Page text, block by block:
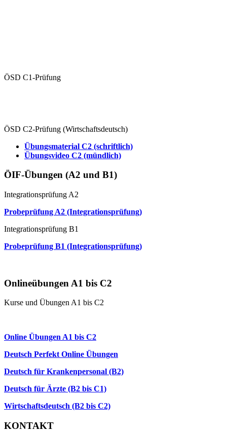
ÖSD C1-Prüfung
ÖSD C2-Prüfung (Wirtschaftsdeutsch)
Übungsmaterial C2 (schriftlich)
Übungsvideo C2 (mündlich)
ÖIF-Übungen (A2 und B1)
Integrationsprüfung A2
Probeprüfung A2 (Integrationsprüfung)
Integrationsprüfung B1
Probeprüfung B1 (Integrationsprüfung)
Onlineübungen A1 bis C2
Kurse und Übungen A1 bis C2
Online Übungen A1 bis C2
Deutsch Perfekt Online Übungen
Deutsch für Krankenpersonal (B2)
Deutsch für Ärzte (B2 bis C1)
Wirtschaftsdeutsch (B2 bis C2)
KONTAKT